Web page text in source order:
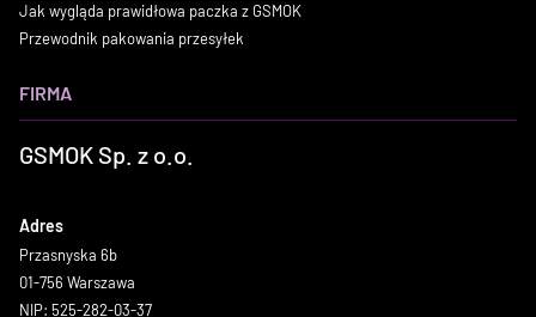
Jak wygląda prawidłowa paczka z GSMOK
Przewodnik pakowania przesyłek
FIRMA
GSMOK Sp. z o.o.
Adres
Przasnyska 6b
01-756 Warszawa
NIP: 525-282-03-37